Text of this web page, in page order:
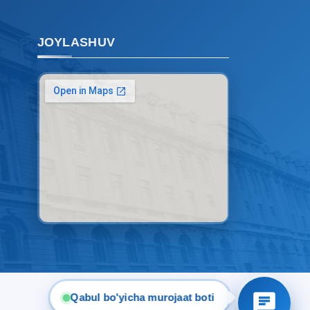
JOYLASHUV
Qabul bo'yicha murojaat boti
Mavzuni tanlang — keyin shu
mavzudagi aniq savollar chiqadi: